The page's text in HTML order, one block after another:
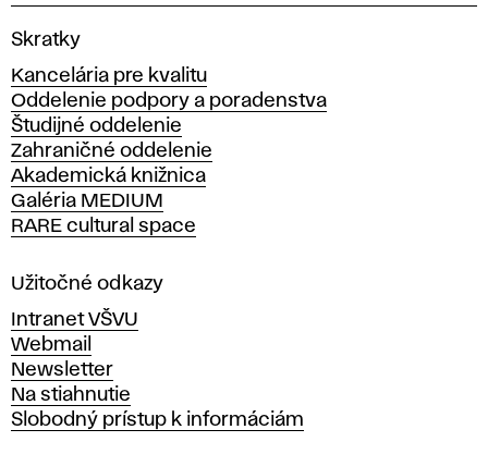
V
s
o
k
á
š
k
o
a
ý
t
v
a
r
Skratky
Kancelária pre kvalitu
Oddelenie podpory a poradenstva
Študijné oddelenie
Zahraničné oddelenie
Akademická knižnica
Galéria MEDIUM
RARE cultural space
Užitočné odkazy
Intranet VŠVU
Webmail
Newsletter
Na stiahnutie
Slobodný prístup k informáciám